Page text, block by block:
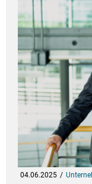
04.06.2025